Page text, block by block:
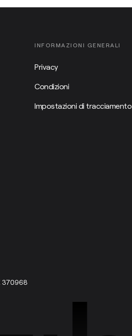
INFORMAZIONI GENERALI
Privacy
Condizioni
Impostazioni di tracciamento
370968